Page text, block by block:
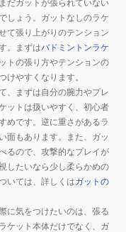
だガットが張られていない
しょう。ガットなしのラケ
て張り上がりのテンション
。まずはバドミントンラケ
トの張り方やテンションの
けやすくなります。
、まずは自分の腕力やプレ
ットは扱いやすく、初心者
めです。逆に重さがあるラ
面もあります。また、ガッ
るので、攻撃的なプレイが
したいなら少し柔らかめの
いては、詳しくはガットの
に気をつけたいのは、張る
ケット本体だけでなく、ガ